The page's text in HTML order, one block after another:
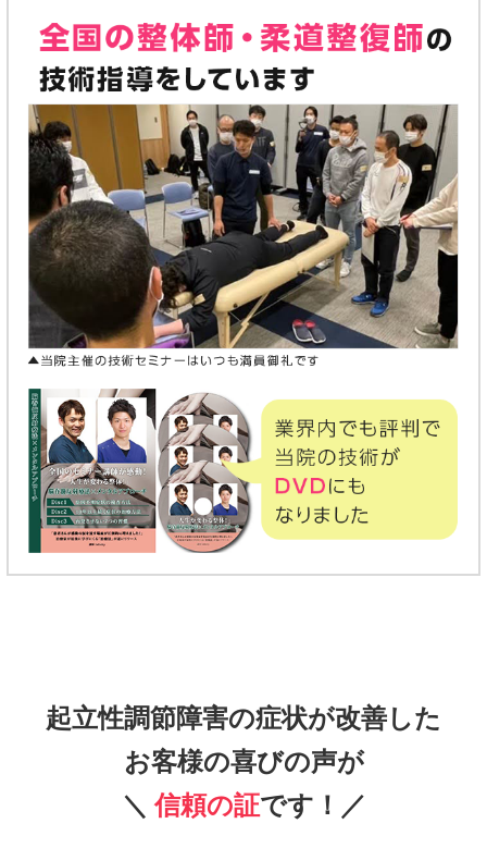
起立性調節障害の症状が改善した
お客様の喜びの声が
＼信頼の証です！／